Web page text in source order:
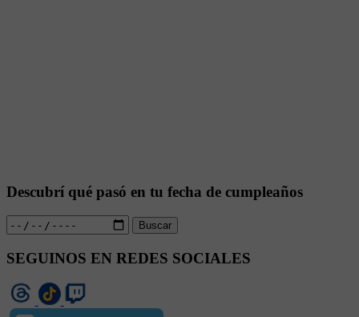
Descubrí qué pasó en tu fecha de cumpleaños
Buscar
SEGUINOS EN REDES SOCIALES